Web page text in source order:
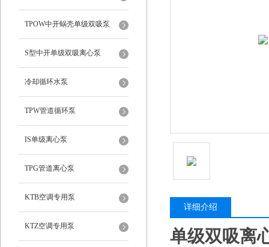
TPOW中开蜗壳单级双吸泵
S型中开单级双吸离心泵
冷却循环水泵
TPW管道循环泵
IS单级离心泵
TPG管道离心泵
KTB空调专用泵
KTZ空调专用泵
详细介绍
单级双吸离